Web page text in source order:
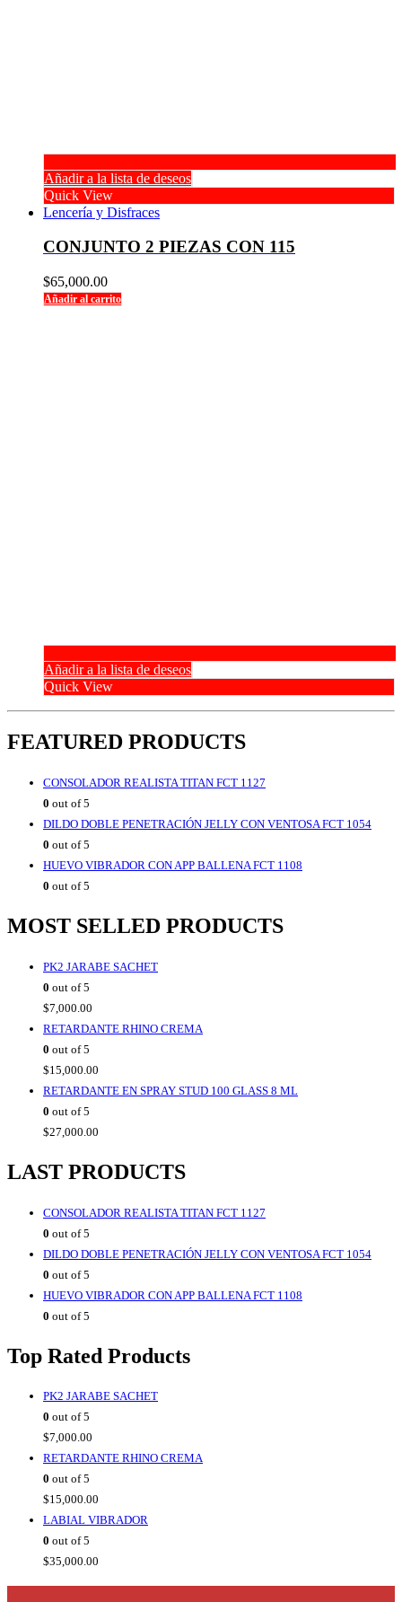
Añadir a la lista de deseos
Quick View
Lencería y Disfraces
CONJUNTO 2 PIEZAS CON 115
$65,000.00
Añadir al carrito
Añadir a la lista de deseos
Quick View
FEATURED PRODUCTS
CONSOLADOR REALISTA TITAN FCT 1127
0 out of 5
DILDO DOBLE PENETRACIÓN JELLY CON VENTOSA FCT 1054
0 out of 5
HUEVO VIBRADOR CON APP BALLENA FCT 1108
0 out of 5
MOST SELLED PRODUCTS
PK2 JARABE SACHET
0 out of 5
$7,000.00
RETARDANTE RHINO CREMA
0 out of 5
$15,000.00
RETARDANTE EN SPRAY STUD 100 GLASS 8 ML
0 out of 5
$27,000.00
LAST PRODUCTS
CONSOLADOR REALISTA TITAN FCT 1127
0 out of 5
DILDO DOBLE PENETRACIÓN JELLY CON VENTOSA FCT 1054
0 out of 5
HUEVO VIBRADOR CON APP BALLENA FCT 1108
0 out of 5
Top Rated Products
PK2 JARABE SACHET
0 out of 5
$7,000.00
RETARDANTE RHINO CREMA
0 out of 5
$15,000.00
LABIAL VIBRADOR
0 out of 5
$35,000.00